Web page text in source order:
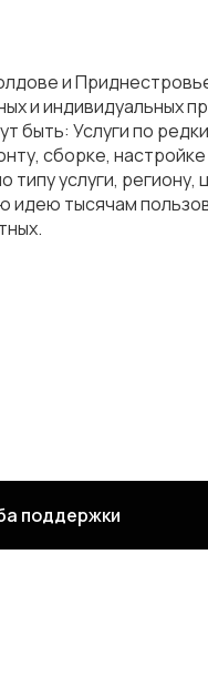
и
и индивидуальных
быть: Услуги по
сборке,
услуги,
тысячам
поддержки